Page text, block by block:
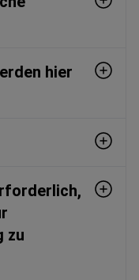
hier
zu